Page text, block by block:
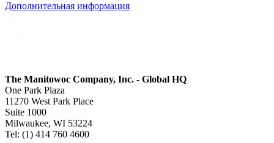
Дополнительная информация
The Manitowoc Company, Inc. - Global HQ
One Park Plaza
11270 West Park Place
Suite 1000
Milwaukee, WI 53224
Tel: (1) 414 760 4600